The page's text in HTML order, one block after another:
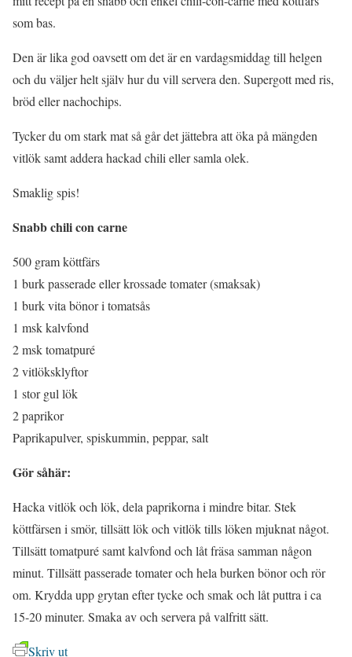
som bas.
Den är lika god oavsett om det är en vardagsmiddag till helgen
och du väljer helt själv hur du vill servera den. Supergott med ris,
bröd eller nachochips.
Tycker du om stark mat så går det jättebra att öka på mängden
vitlök samt addera hackad chili eller samla olek.
Smaklig spis!
Snabb chili con carne
500 gram köttfärs
1 burk passerade eller krossade tomater (smaksak)
1 burk vita bönor i tomatsås
1 msk kalvfond
2 msk tomatpuré
2 vitlöksklyftor
1 stor gul lök
2 paprikor
Paprikapulver, spiskummin, peppar, salt
Gör såhär:
Hacka vitlök och lök, dela paprikorna i mindre bitar. Stek
köttfärsen i smör, tillsätt lök och vitlök tills löken mjuknat något.
Tillsätt tomatpuré samt kalvfond och låt fräsa samman någon
minut. Tillsätt passerade tomater och hela burken bönor och rör
om. Krydda upp grytan efter tycke och smak och låt puttra i ca
15-20 minuter. Smaka av och servera på valfritt sätt.
Skriv ut